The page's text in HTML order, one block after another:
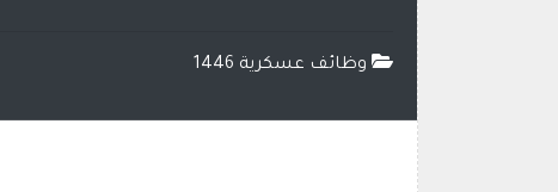
وظائف عسكرية 1446